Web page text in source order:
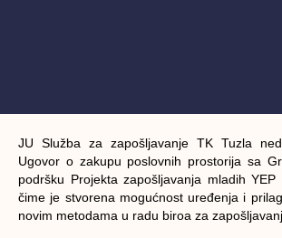
JU Služba za zapošljavanje TK Tuzla
Ugovor o zakupu poslovnih prostorija sa
podršku Projekta zapošljavanja mladih
čime je stvorena mogućnost uređenja i
novim metodama u radu biroa za